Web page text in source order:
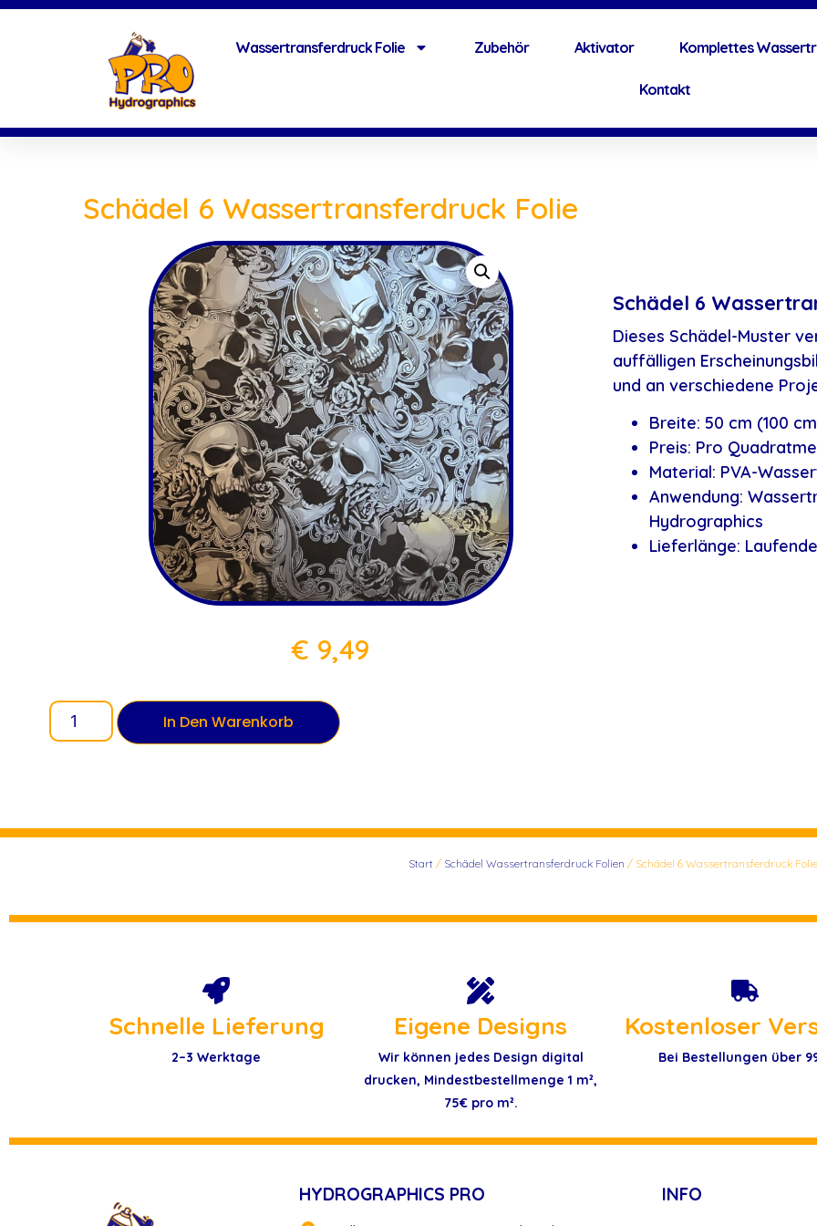
Wassertransferdruck Folie Zubehör Aktivator Komplettes
Kontakt
Schädel 6 Wassertransferdruck Folie
€ 9,49
In Den Warenkorb
Schädel 6
Dieses Schädel-Muster
auffälligen
und an verschiedene
Breite: 50 cm (100
Preis: Pro
Material: PVA-
Anwendung:
Hydrographics
Lieferlänge:
Start/ Schädel Wassertransferdruck Folien / Schädel 6 Wassertransferdruck Folie
Schnelle Lieferung
2–3 Werktage
Eigene Designs
Wir können jedes Design digital
drucken, Mindestbestellmenge 1 m²,
75€ pro m².
Kostenloser
Bei Bestellungen über
HYDROGRAPHICS PRO INFO